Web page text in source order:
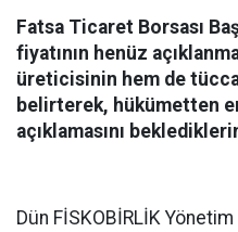
Fatsa Ticaret Borsası
fiyatının henüz
üreticisinin hem de
belirterek, hükümetten
açıklamasını
Dün FİSKOBİRLİK